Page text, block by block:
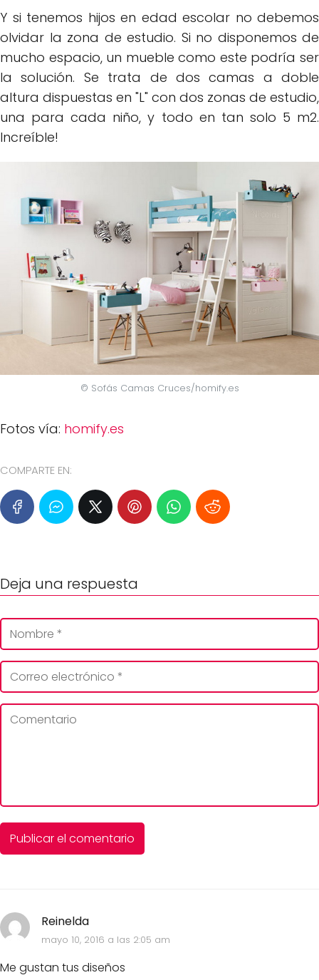
Y si tenemos hijos en edad escolar no debemos
olvidar la zona de estudio. Si no disponemos de
mucho espacio, un mueble como este podría ser
la solución. Se trata de dos camas a doble
altura dispuestas en "L" con dos zonas de estudio,
una para cada niño, y todo en tan solo 5 m2.
Increíble!
© Sofás Camas Cruces/homify.es
Fotos vía: homify.es
COMPARTE EN:
Reinelda
mayo 10, 2016 a las 2:05 am
Me gustan tus diseños
Deja una respuesta